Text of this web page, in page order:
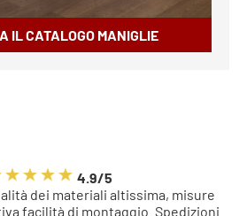
IL CATALOGO MANIGLIE
4.9/5
dei materiali altissima, misure
facilità di montaggio. Spedizioni